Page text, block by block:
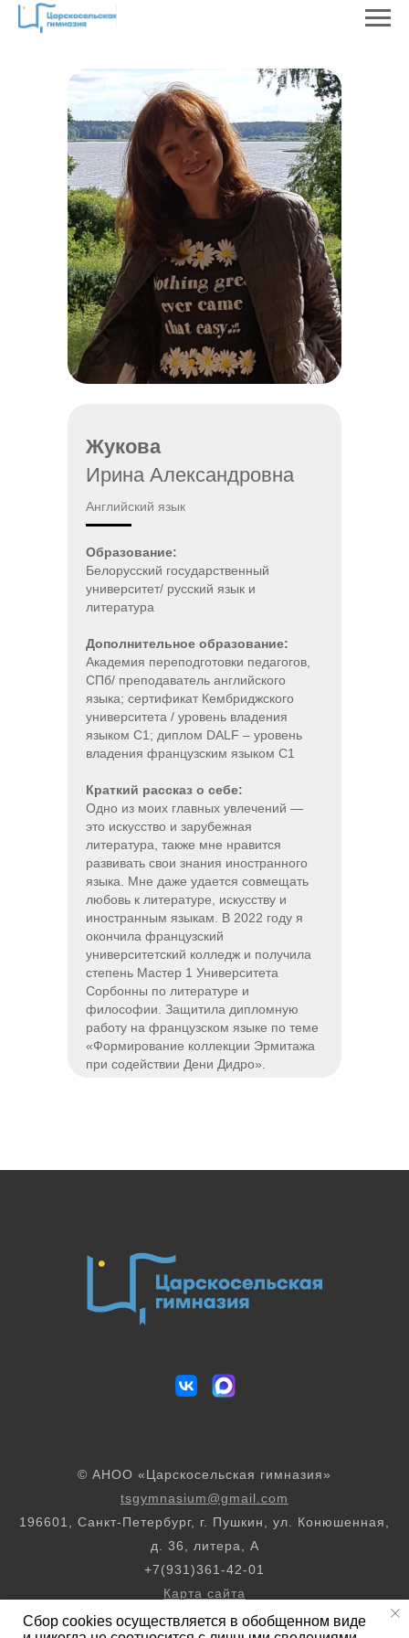
Английский язык
Жукова
Ирина Александровна
Образование:
Белорусский государственный
университет/ русский язык и
литература
Дополнительное образование:
Академия переподготовки педагогов,
СПб/ преподаватель английского
языка; сертификат Кембриджского
университета / уровень владения
языком С1; диплом DALF – уровень
владения французским языком С1
Краткий рассказ о себе:
Одно из моих главных увлечений —
это искусство и зарубежная
литература, также мне нравится
развивать свои знания иностранного
языка. Мне даже удается совмещать
любовь к литературе, искусству и
иностранным языкам. В 2022 году я
окончила французский
университетский колледж и получила
степень Мастер 1 Университета
Сорбонны по литературе и
философии. Защитила дипломную
работу на французском языке по теме
«Формирование коллекции Эрмитажа
при содействии Дени Дидро».
© АНОО «Царскосельская гимназия»
tsgymnasium@gmail.com
196601, Санкт-Петербург, г. Пушкин, ул. Конюшенная,
д. 36, литера, А
+7(931)361-42-01
Карта сайта
Сбор cookies осуществляется в обобщенном виде